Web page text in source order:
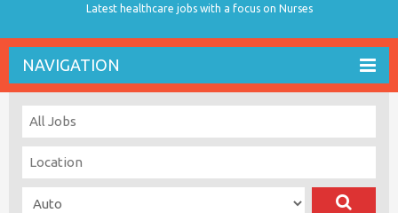
Latest healthcare jobs with a focus on Nurses
NAVIGATION